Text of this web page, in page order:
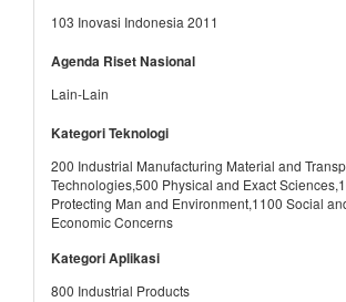
103 Inovasi Indonesia 2011
Agenda Riset Nasional
Lain-Lain
Kategori Teknologi
200 Industrial Manufacturing Material and
Technologies,500 Physical and Exact
Protecting Man and Environment,1100 Social
Economic Concerns
Kategori Aplikasi
800 Industrial Products